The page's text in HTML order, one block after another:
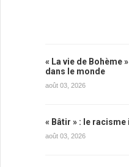
« La vie de Bohème
dans le monde
août 03, 2026
« Bâtir » : le
août 03, 2026